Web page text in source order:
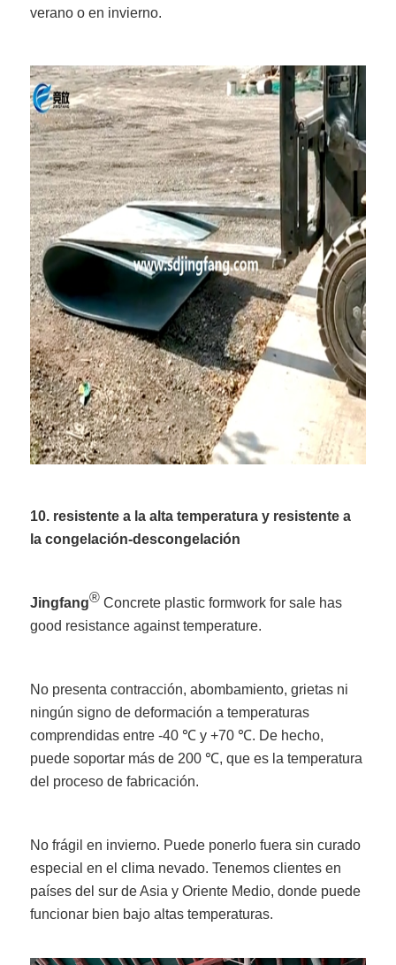
verano o en invierno.
10. resistente a la alta temperatura y resistente a
la congelación-descongelación
Jingfang® Concrete plastic formwork for sale has
good resistance against temperature.
No presenta contracción, abombamiento, grietas ni
ningún signo de deformación a temperaturas
comprendidas entre -40 ℃ y +70 ℃. De hecho,
puede soportar más de 200 ℃, que es la temperatura
del proceso de fabricación.
No frágil en invierno. Puede ponerlo fuera sin curado
especial en el clima nevado. Tenemos clientes en
países del sur de Asia y Oriente Medio, donde puede
funcionar bien bajo altas temperaturas.